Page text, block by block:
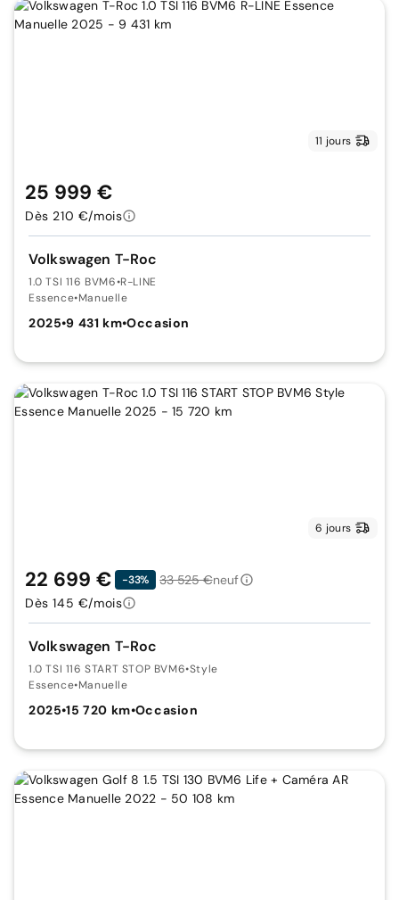
11 jours
Volkswagen T-Roc
1.0 TSI 116 BVM6•R-LINE
Essence•Manuelle
2025•9 431 km•Occasion
25 999 €
Dès 210 €/mois
6 jours
Volkswagen T-Roc
1.0 TSI 116 START STOP BVM6•Style
Essence•Manuelle
2025•15 720 km•Occasion
22 699 € -33% 33 525 €neuf
Dès 145 €/mois